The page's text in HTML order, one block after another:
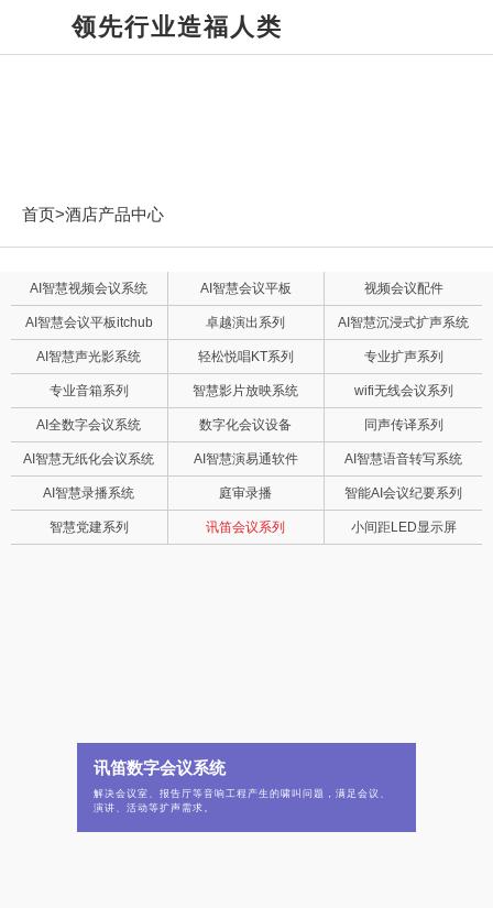
领先行业造福人类
首页>酒店产品中心
AI智慧视频会议系统 AI智慧会议平板 视频会议配件
AI智慧会议平板itchub 卓越演出系列 AI智慧沉浸式扩声系统
AI智慧声光影系统 轻松悦唱KT系列 专业扩声系列
专业音箱系列 智慧影片放映系统 wifi无线会议系列
AI全数字会议系统 数字化会议设备 同声传译系列
AI智慧无纸化会议系统 AI智慧演易通软件 AI智慧语音转写系统
AI智慧录播系统 庭审录播 智能AI会议纪要系列
智慧党建系列 讯笛会议系列 小间距LED显示屏
讯笛数字会议系统
解决会议室、报告厅等音响工程产生的啸叫问题，满足会议、
演讲、活动等扩声需求。